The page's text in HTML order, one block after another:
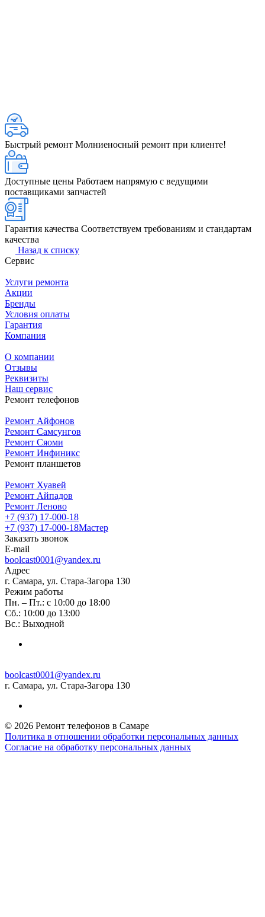
Быстрый ремонт Молниеносный ремонт при клиенте!
Доступные цены Работаем напрямую с ведущими
поставщиками запчастей
Гарантия качества Соответствуем требованиям и стандартам
качества
Назад к списку
Сервис
Услуги ремонта
Акции
Бренды
Условия оплаты
Гарантия
Компания
О компании
Отзывы
Реквизиты
Наш сервис
Ремонт телефонов
Ремонт Айфонов
Ремонт Самсунгов
Ремонт Сяоми
Ремонт Инфиникс
Ремонт планшетов
Ремонт Хуавей
Ремонт Айпадов
Ремонт Леново
+7 (937) 17-000-18
+7 (937) 17-000-18Мастер
Заказать звонок
E-mail
boolcast0001@yandex.ru
Адрес
г. Самара, ул. Стара-Загора 130
Режим работы
Пн. – Пт.: с 10:00 до 18:00
Сб.: 10:00 до 13:00
Вс.: Выходной
boolcast0001@yandex.ru
г. Самара, ул. Стара-Загора 130
© 2026 Ремонт телефонов в Самаре
Политика в отношении обработки персональных данных
Согласие на обработку персональных данных